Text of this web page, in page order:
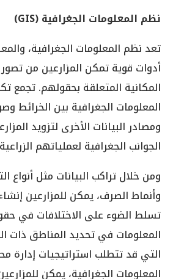
نظم المعلومات الجغرافية (GIS
)
أدوات قوية تمكن المزارعين من تصور
المكانية المتعلقة بحقولهم. تجمع
المعلومات الجغرافية بين الخرائط
ومصادر البيانات الأخرى لتزويد
الجوانب الجغرافية لعملياتهم
ومن خلال تراكب البيانات مثل أنواع
وأنماط الصرف، يمكن للمزارعين
تسلط الضوء على الاختلافات في
المعلومات في تحديد المناطق ذات
التي قد تتطلب استراتيجيات إدارة
المعلومات الجغرافية، يمكن